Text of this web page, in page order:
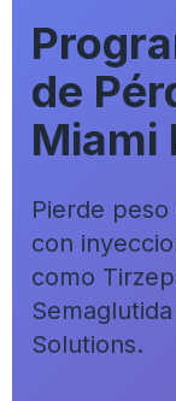
de
Miami
Pierde
con
como
Solutions.